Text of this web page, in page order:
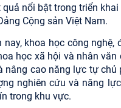
nổi bật trong triển
Cộng sản Việt Nam.
khoa học công
học xã hội và nhân
cao năng lực tự
nghiên cứu và năng
trong khu vực.